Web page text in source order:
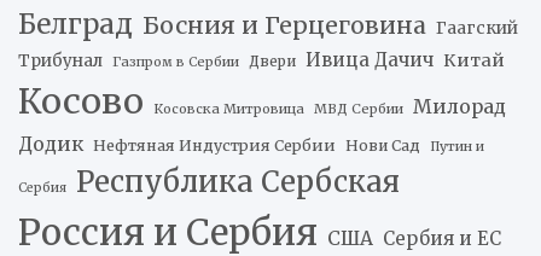
Белград Босния и Герцеговина Гаагский
Трибунал Газпром в Сербии Двери Ивица Дачич Китай
Косово Косовска Митровица МВД Сербии
Милорад
Додик Нефтяная Индустрия Сербии Нови Сад Путин и
Сербия Республика Сербская
Россия и Сербия США Сербия и ЕС